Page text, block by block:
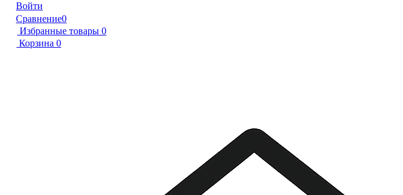
Войти
Сравнение0
Избранные товары 0
Корзина 0